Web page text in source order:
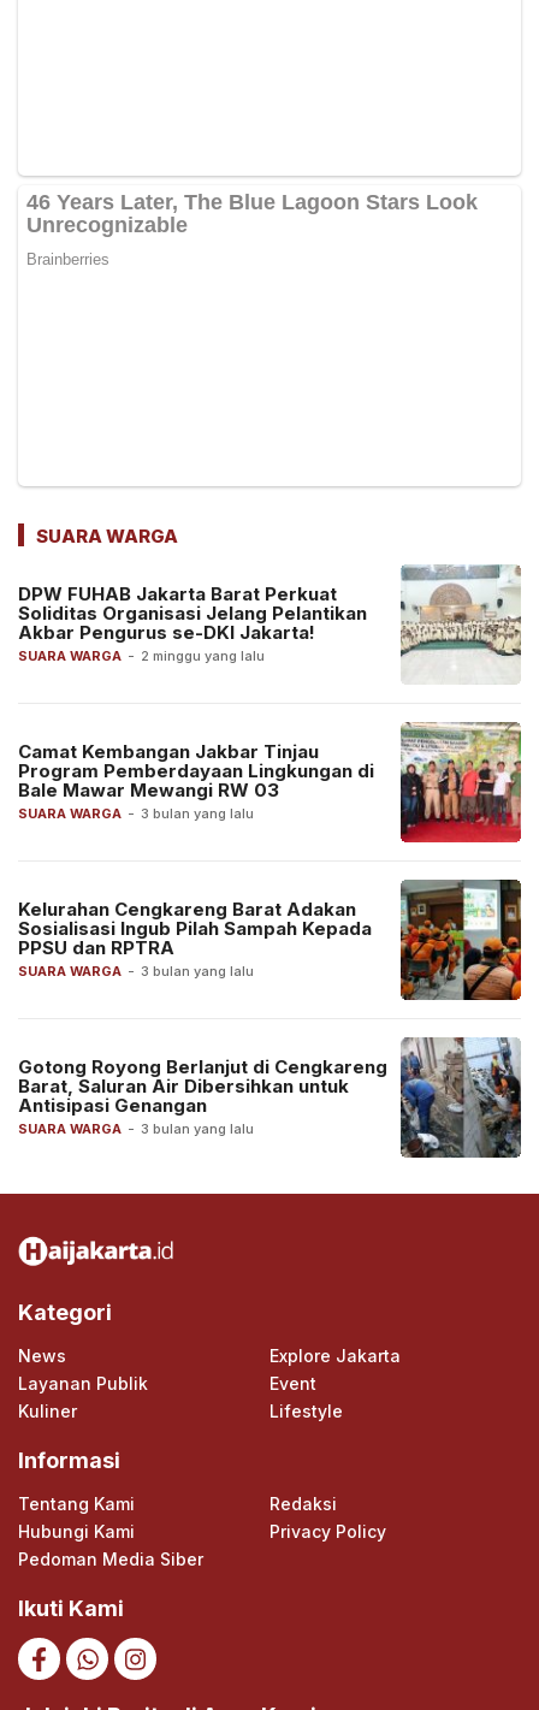
SUARA WARGA
SUARA WARGA - 2 minggu yang lalu
DPW FUHAB Jakarta Barat Perkuat
Soliditas Organisasi Jelang Pelantikan
Akbar Pengurus se-DKI Jakarta!
SUARA WARGA - 3 bulan yang lalu
Camat Kembangan Jakbar Tinjau
Program Pemberdayaan Lingkungan di
Bale Mawar Mewangi RW 03
SUARA WARGA - 3 bulan yang lalu
Kelurahan Cengkareng Barat Adakan
Sosialisasi Ingub Pilah Sampah Kepada
PPSU dan RPTRA
SUARA WARGA - 3 bulan yang lalu
Gotong Royong Berlanjut di Cengkareng
Barat, Saluran Air Dibersihkan untuk
Antisipasi Genangan
Kategori
News
Explore Jakarta
Layanan Publik
Event
Kuliner
Lifestyle
Informasi
Tentang Kami
Redaksi
Hubungi Kami
Privacy Policy
Pedoman Media Siber
Ikuti Kami